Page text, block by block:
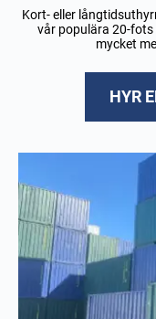
Kort- eller
vår populära 20-
mycket
HYR